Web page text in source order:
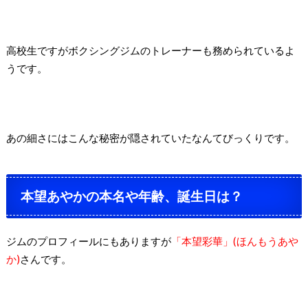
高校生ですがボクシングジムのトレーナーも務められているよ
うです。
あの細さにはこんな秘密が隠されていたなんてびっくりです。
本望あやかの本名や年齢、誕生日は？
ジムのプロフィールにもありますが「本望彩華」(ほんもうあや
か)さんです。